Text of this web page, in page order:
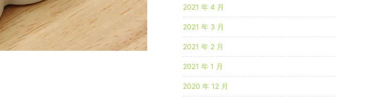
2021 年 4 月
2021 年 3 月
2021 年 2 月
2021 年 1 月
2020 年 12 月